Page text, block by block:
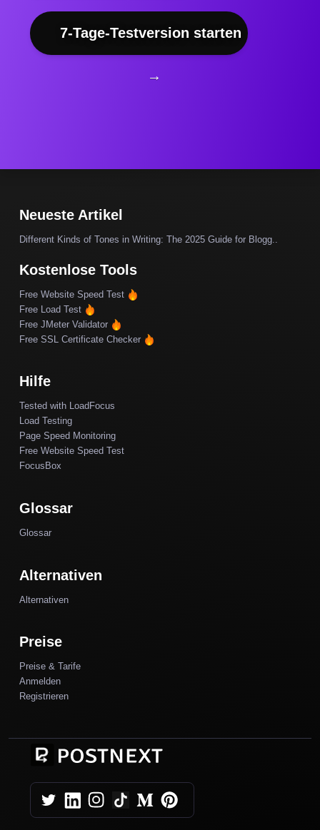
7-Tage-Testversion starten
→
Neueste Artikel
Different Kinds of Tones in Writing: The 2025 Guide for Blogg..
Kostenlose Tools
Free Website Speed Test
Free Load Test
Free JMeter Validator
Free SSL Certificate Checker
Hilfe
Tested with LoadFocus
Load Testing
Page Speed Monitoring
Free Website Speed Test
FocusBox
Glossar
Glossar
Alternativen
Alternativen
Preise
Preise & Tarife
Anmelden
Registrieren